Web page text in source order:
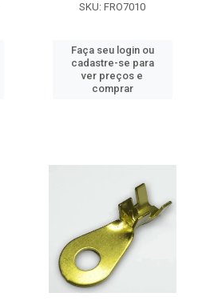
SKU: FRO7010
Faça seu login ou
cadastre-se para
ver preços e
comprar